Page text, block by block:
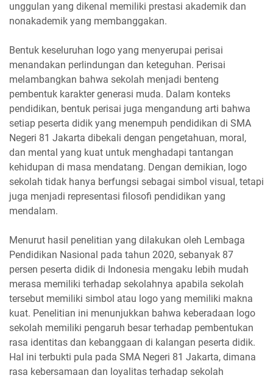
unggulan yang dikenal memiliki prestasi akademik dan
nonakademik yang membanggakan.
Bentuk keseluruhan logo yang menyerupai perisai
menandakan perlindungan dan keteguhan. Perisai
melambangkan bahwa sekolah menjadi benteng
pembentuk karakter generasi muda. Dalam konteks
pendidikan, bentuk perisai juga mengandung arti bahwa
setiap peserta didik yang menempuh pendidikan di SMA
Negeri 81 Jakarta dibekali dengan pengetahuan, moral,
dan mental yang kuat untuk menghadapi tantangan
kehidupan di masa mendatang. Dengan demikian, logo
sekolah tidak hanya berfungsi sebagai simbol visual, tetapi
juga menjadi representasi filosofi pendidikan yang
mendalam.
Menurut hasil penelitian yang dilakukan oleh Lembaga
Pendidikan Nasional pada tahun 2020, sebanyak 87
persen peserta didik di Indonesia mengaku lebih mudah
merasa memiliki terhadap sekolahnya apabila sekolah
tersebut memiliki simbol atau logo yang memiliki makna
kuat. Penelitian ini menunjukkan bahwa keberadaan logo
sekolah memiliki pengaruh besar terhadap pembentukan
rasa identitas dan kebanggaan di kalangan peserta didik.
Hal ini terbukti pula pada SMA Negeri 81 Jakarta, dimana
rasa kebersamaan dan loyalitas terhadap sekolah